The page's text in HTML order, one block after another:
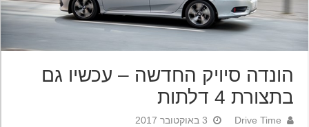
הונדה סיויק החדשה – עכשיו גם
בתצורת 4 דלתות
Drive Time 3 באוקטובר 2017